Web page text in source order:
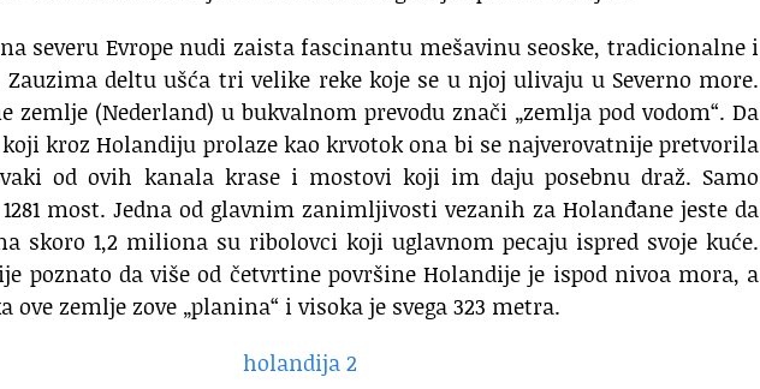
severu Evrope nudi zaista fascinantu mešavinu seoske, tradicionalne i
deltu ušća tri velike reke koje se u njoj ulivaju u Severno more.
zemlje (Nederland) u bukvalnom prevodu znači „zemlja pod vodom“. Da
kroz Holandiju prolaze kao krvotok ona bi se najverovatnije pretvorila
od ovih kanala krase i mostovi koji im daju posebnu draž. Samo
most. Jedna od glavnim zanimljivosti vezanih za Holanđane jeste da
skoro 1,2 miliona su ribolovci koji uglavnom pecaju ispred svoje kuće.
poznato da više od četvrtine površine Holandije je ispod nivoa mora, a
ove zemlje zove „planina“ i visoka je svega 323 metra.